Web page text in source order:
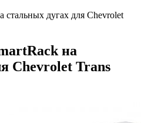
стальных дугах для Chevrolet
на
Chevrolet Trans